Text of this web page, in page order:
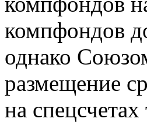
компфондов
однако
размещение
на